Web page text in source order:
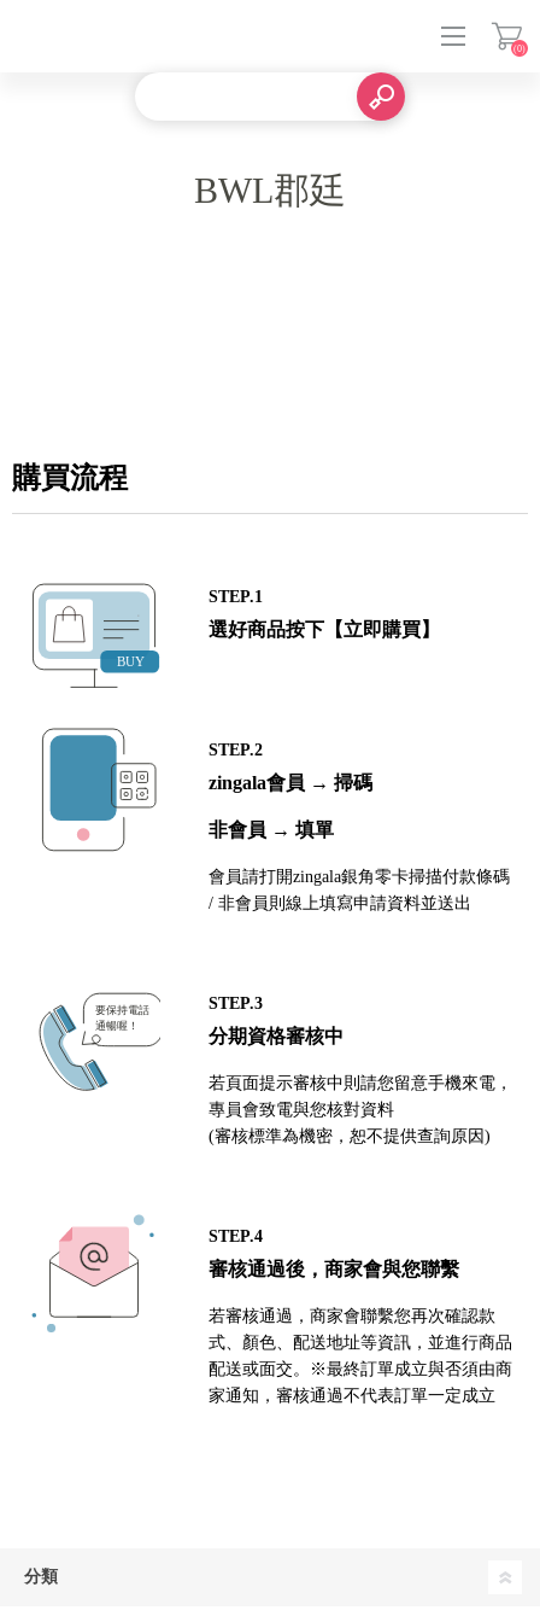
(0)
BWL郡廷
購買流程
STEP.1
選好商品按下【立即購買】
STEP.2
zingala會員 → 掃碼
非會員 → 填單
會員請打開zingala銀角零卡掃描付款條碼
/ 非會員則線上填寫申請資料並送出
STEP.3
分期資格審核中
若頁面提示審核中則請您留意手機來電，
專員會致電與您核對資料
(審核標準為機密，恕不提供查詢原因)
STEP.4
審核通過後，商家會與您聯繫
若審核通過，商家會聯繫您再次確認款
式、顏色、配送地址等資訊，並進行商品
配送或面交。※最終訂單成立與否須由商
家通知，審核通過不代表訂單一定成立
分類